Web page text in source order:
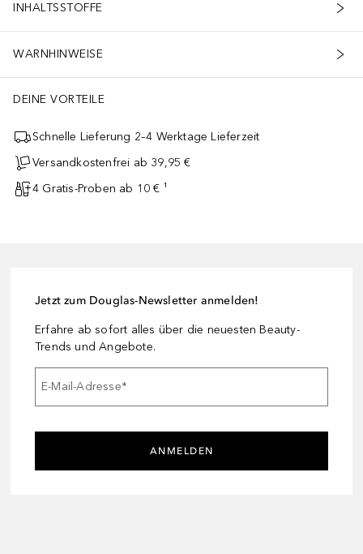
INHALTSSTOFFE
WARNHINWEISE
DEINE VORTEILE
Schnelle Lieferung 2–4 Werktage Lieferzeit
Versandkostenfrei ab 39,95 €
4 Gratis-Proben ab 10 € ¹
Jetzt zum Douglas-Newsletter anmelden!
Erfahre ab sofort alles über die neuesten Beauty-
Trends und Angebote.
E-Mail-Adresse*
ANMELDEN